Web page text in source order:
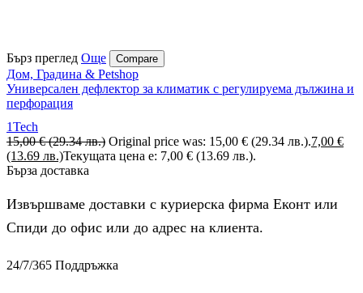
Бърз преглед Още Compare
Дом, Градина & Petshop
Универсален дефлектор за климатик с регулируема дължина и
перфорация
1Tech
15,00€ (29.34 лв.) Original price was: 15,00 € (29.34 лв.).7,00 €
(13.69 лв.)Текущата цена е: 7,00 € (13.69 лв.).
Бърза доставка
Извършваме доставки с куриерска фирма Еконт или
Спиди до офис или до адрес на клиента.
24/7/365 Поддръжка